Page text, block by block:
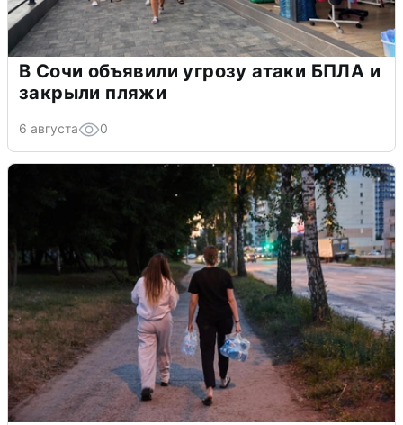
В Сочи объявили угрозу атаки БПЛА и
закрыли пляжи
6 августа 0